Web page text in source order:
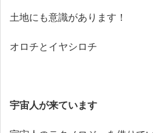
土地にも意識があります！
オロチとイヤシロチ
宇宙人が来ています